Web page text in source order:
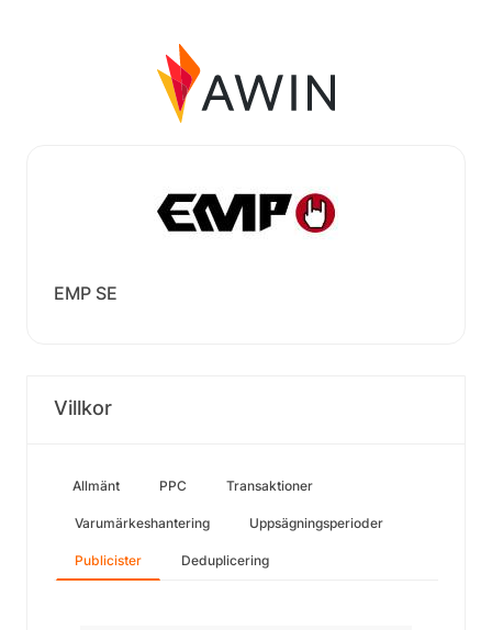
EMP SE
Villkor
Allmänt PPC Transaktioner
Varumärkeshantering Uppsägningsperioder
Publicister Deduplicering